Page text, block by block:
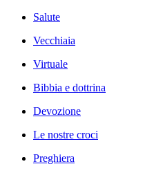
Salute
Vecchiaia
Virtuale
Bibbia e dottrina
Devozione
Le nostre croci
Preghiera